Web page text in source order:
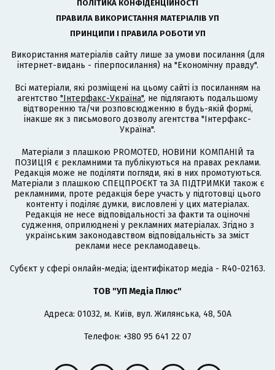
ПОЛІТИКА КОНФІДЕНЦІЙНОСТІ
ПРАВИЛА ВИКОРИСТАННЯ МАТЕРІАЛІВ УП
ПРИНЦИПИ І ПРАВИЛА РОБОТИ УП
Використання матеріалів сайту лише за умови посилання (для
інтернет-видань - гіперпосилання) на "Економічну правду".
Всі матеріали, які розміщені на цьому сайті із посиланням на
агентство "Інтерфакс-Україна", не підлягають подальшому
відтворенню та/чи розповсюдженню в будь-якій формі,
інакше як з письмового дозволу агентства "Інтерфакс-
Україна".
Матеріали з плашкою PROMOTED, НОВИНИ КОМПАНІЙ та
ПОЗИЦІЯ є рекламними та публікуються на правах реклами.
Редакція може не поділяти погляди, які в них промотуються.
Матеріали з плашкою СПЕЦПРОЄКТ та ЗА ПІДТРИМКИ також є
рекламними, проте редакція бере участь у підготовці цього
контенту і поділяє думки, висловлені у цих матеріалах.
Редакція не несе відповідальності за факти та оціночні
судження, оприлюднені у рекламних матеріалах. Згідно з
українським законодавством відповідальність за зміст
реклами несе рекламодавець.
Cубєкт у сфері онлайн-медіа; ідентифікатор медіа - R40-02163.
ТОВ "УП Медіа Плюс"
Адреса: 01032, м. Київ, вул. Жилянська, 48, 50А
Телефон: +380 95 641 22 07